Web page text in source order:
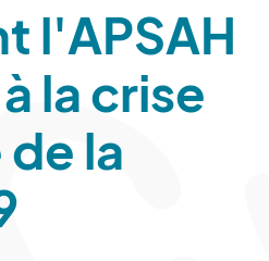
l'APSAH
la crise
la